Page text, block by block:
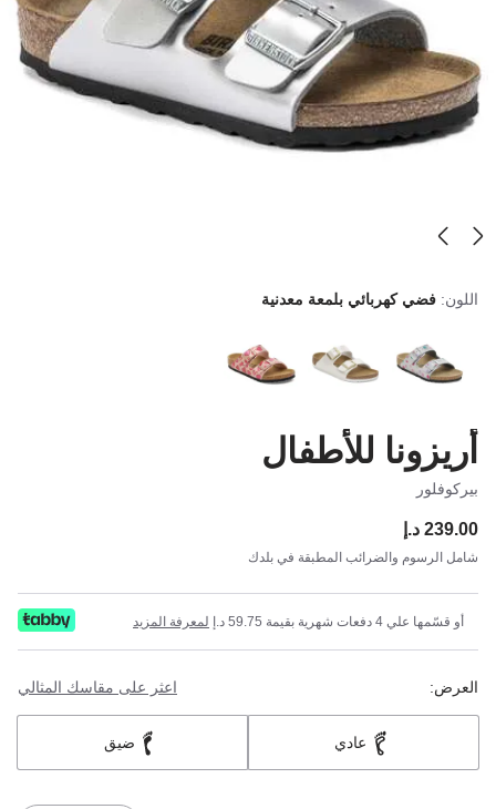
اللون: فضي كهربائي بلمعة معدنية
أريزونا للأطفال
بيركوفلور
239.00 د.إ
شامل الرسوم والضرائب المطبقة في بلدك
أو قسّمها علي 4 دفعات شهرية بقيمة 59.75 د.إ لمعرفة المزيد
العرض: اعثر على مقاسك المثالي
عادي ضيق